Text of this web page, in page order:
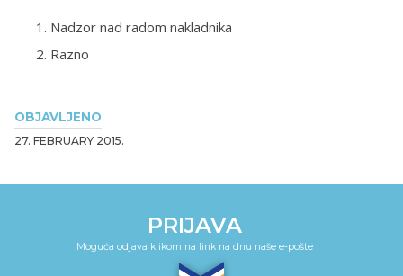
OBJAVLJENO
27. FEBRUARY 2015.
Nadzor nad radom nakladnika
Razno
PRIJAVA
Moguća odjava klikom na link na dnu naše e-pošte